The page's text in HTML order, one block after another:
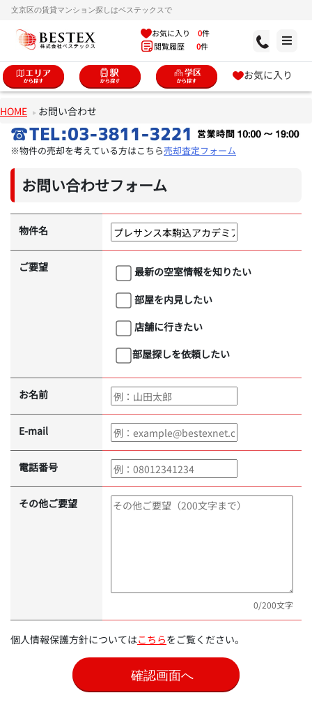
文京区の賃貸マンション探しはベステックスで
お気に入り 0件
閲覧履歴 0件
お気に入り
HOME お問い合わせ
※物件の売却を考えている方はこちら売却査定フォーム
お問い合わせフォーム
物件名
ご要望
最新の空室情報を知りたい
部屋を内見したい
店舗に行きたい
部屋探しを依頼したい
お名前
E-mail
電話番号
その他ご要望
0/200文字
個人情報保護方針についてはこちらをご覧ください。